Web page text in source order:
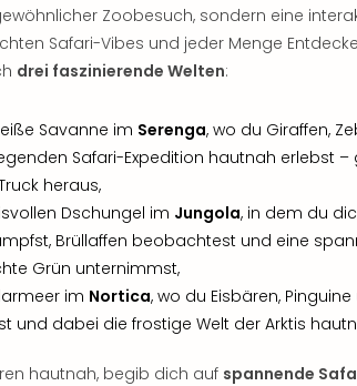
Zoobesuch, sondern eine
Safari-Vibes und jeder Menge
drei faszinierende Welten:
Savanne im Serenga, wo du Giraffen,
Safari-Expedition hautnah erlebst
heraus,
Dschungel im Jungola, in dem du
Brüllaffen beobachtest und eine
Grün unternimmst,
im Nortica, wo du Eisbären,
und dabei die frostige Welt der Arktis
hautnah, begib dich auf spannende